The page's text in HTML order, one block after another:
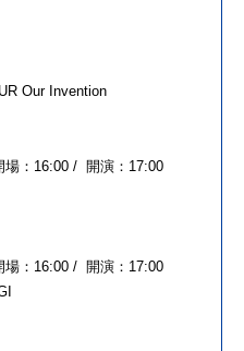
Our Invention
場：16:00 / 開演：17:00
場：16:00 / 開演：17:00